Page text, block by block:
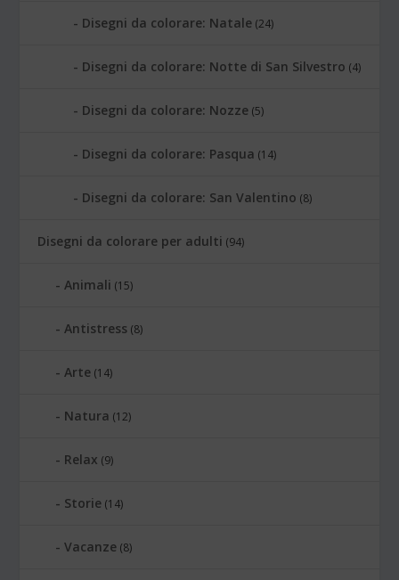
Disegni da colorare: Natale (24)
Disegni da colorare: Notte di San Silvestro (4)
Disegni da colorare: Nozze (5)
Disegni da colorare: Pasqua (14)
Disegni da colorare: San Valentino (8)
Disegni da colorare per adulti (94)
Animali (15)
Antistress (8)
Arte (14)
Natura (12)
Relax (9)
Storie (14)
Vacanze (8)